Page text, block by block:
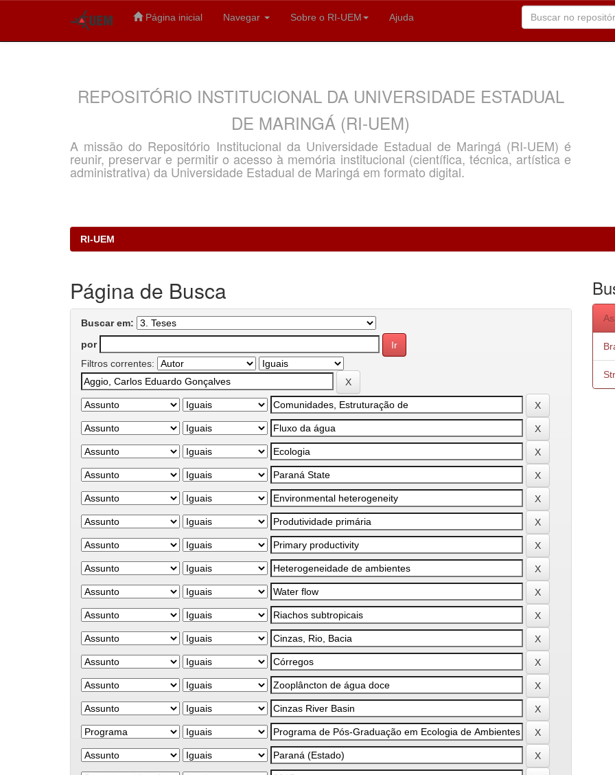
Página inicial Navegar Sobre o RI-UEM Ajuda
REPOSITÓRIO INSTITUCIONAL DA UNIVERSIDADE ESTADUAL
DE MARINGÁ (RI-UEM)
A missão do Repositório Institucional da Universidade Estadual de Maringá (RI-UEM) é
reunir, preservar e permitir o acesso à memória institucional (científica, técnica, artística e
administrativa) da Universidade Estadual de Maringá em formato digital.
RI-UEM
Página de Busca
Buscar em:
por
Filtros correntes: